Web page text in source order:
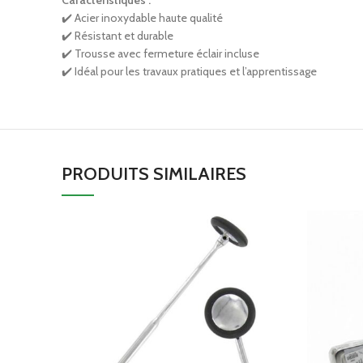
✔️ Acier inoxydable haute qualité
✔️ Résistant et durable
✔️ Trousse avec fermeture éclair incluse
✔️ Idéal pour les travaux pratiques et l’apprentissage
PRODUITS SIMILAIRES